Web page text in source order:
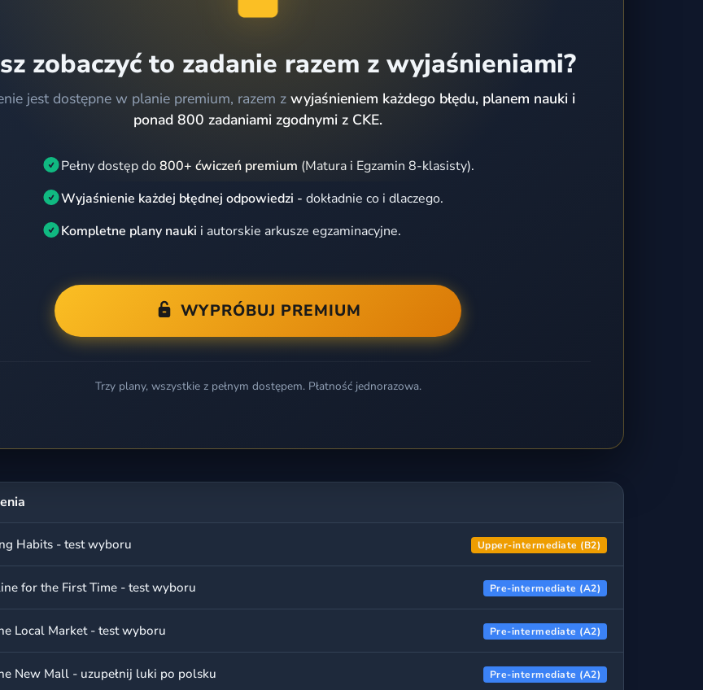
zobaczyć to zadanie razem z wyjaśnieniami?
jest dostępne w planie premium, razem z wyjaśnieniem każdego błędu, planem nauki i
ponad 800 zadaniami zgodnymi z CKE.
Pełny dostęp do800+ ćwiczeń premium (Matura i Egzamin 8-klasisty).
Wyjaśnienie każdej błędnej odpowiedzi - dokładnie co i dlaczego.
Kompletne plany nauki i autorskie arkusze egzaminacyjne.
WYPRÓBUJ PREMIUM
Trzy plany, wszystkie z pełnym dostępem. Płatność jednorazowa.
Habits - test wyboru Upper-intermediate (B2)
for the First Time - test wyboru Pre-intermediate (A2)
Local Market - test wyboru Pre-intermediate (A2)
New Mall - uzupełnij luki po polsku Pre-intermediate (A2)